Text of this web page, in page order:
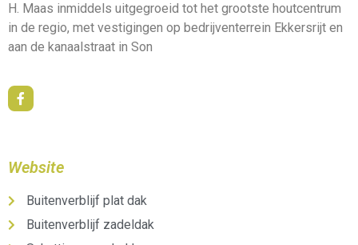
H. Maas inmiddels uitgegroeid tot het grootste houtcentrum
in de regio, met vestigingen op bedrijventerrein Ekkersrijt en
aan de kanaalstraat in Son
Website
Buitenverblijf plat dak
Buitenverblijf zadeldak